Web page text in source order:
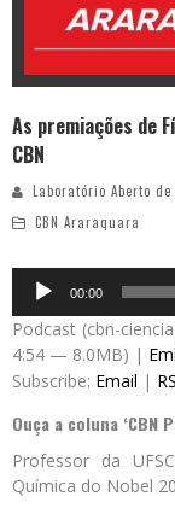
As premiações de
CBN
Laboratório Aberto
CBN Araraquara
Audio
Player
00:00
Podcast (cbn-
4:54 — 8.0MB) |
Subscribe: Email |
Ouça a coluna ‘CBN
Professor da
Química do Nobel